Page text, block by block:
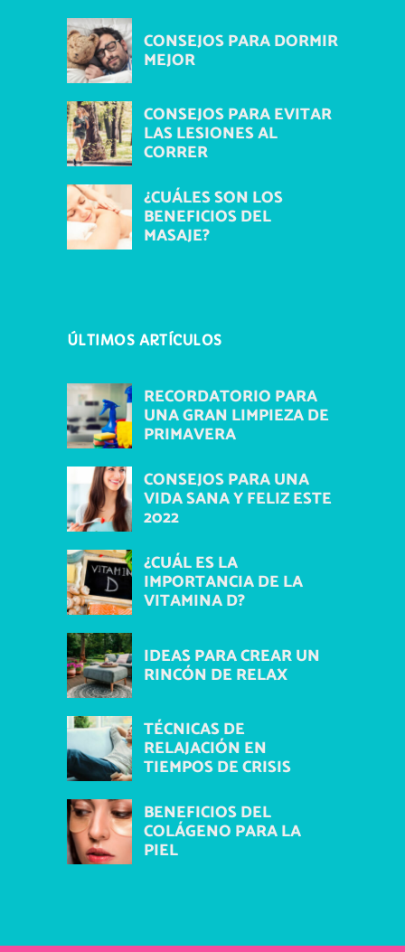
CONSEJOS PARA DORMIR
MEJOR
CONSEJOS PARA EVITAR
LAS LESIONES AL
CORRER
¿CUÁLES SON LOS
BENEFICIOS DEL
MASAJE?
ÚLTIMOS ARTÍCULOS
RECORDATORIO PARA
UNA GRAN LIMPIEZA DE
PRIMAVERA
CONSEJOS PARA UNA
VIDA SANA Y FELIZ ESTE
2022
¿CUÁL ES LA
IMPORTANCIA DE LA
VITAMINA D?
IDEAS PARA CREAR UN
RINCÓN DE RELAX
TÉCNICAS DE
RELAJACIÓN EN
TIEMPOS DE CRISIS
BENEFICIOS DEL
COLÁGENO PARA LA
PIEL